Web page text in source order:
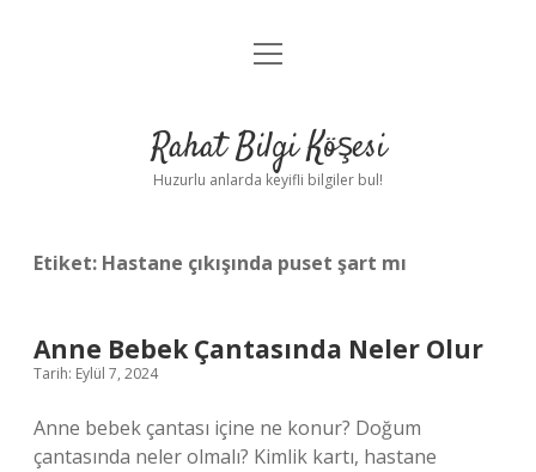
Anasayfa
Yasal Uyarı
menüyü
Rahat Bilgi Köşesi
Huzurlu anlarda keyifli bilgiler bul!
Etiket: Hastane çıkışında puset şart mı
Anne Bebek Çantasında Neler Olur
Tarih: Eylül 7, 2024
Anne bebek çantası içine ne konur? Doğum
çantasında neler olmalı? Kimlik kartı, hastane